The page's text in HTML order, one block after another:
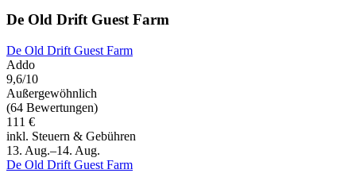
De Old Drift Guest Farm
De Old Drift Guest Farm
Addo
9,6/10
Außergewöhnlich
(64 Bewertungen)
111 €
inkl. Steuern & Gebühren
13. Aug.–14. Aug.
De Old Drift Guest Farm